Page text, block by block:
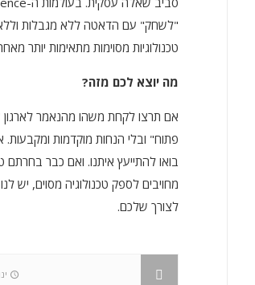
"לשחק" עם הדאטה ללא מגבלות וללא
טכנולוגיות מסוימות מתאימות יותר
מה יוצא לכם מזה?
אם תרצו לקחת משהו מהנאמר
פתוח" ובלי הנחות מוקדמות
בואו להתייעץ איתנו. ואם כבר בחרתם
מחויבים לספק טכנולוגיה מסוים, יש
לצורך שלכם.